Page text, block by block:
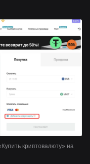
криптовалюту» на